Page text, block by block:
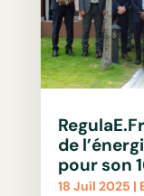
de
pour son
18 Juil 2025 |